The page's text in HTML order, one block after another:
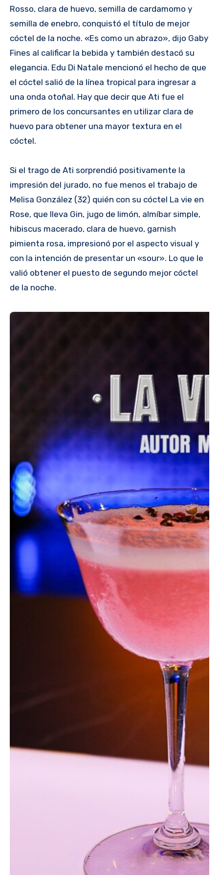
Rosso, clara de huevo, semilla de cardamomo y
semilla de enebro, conquistó el título de mejor
cóctel de la noche. «Es como un abrazo», dijo Gaby
Fines al calificar la bebida y también destacó su
elegancia. Edu Di Natale mencionó el hecho de que
el cóctel salió de la línea tropical para ingresar a
una onda otoñal. Hay que decir que Ati fue el
primero de los concursantes en utilizar clara de
huevo para obtener una mayor textura en el
cóctel.
Si el trago de Ati sorprendió positivamente la
impresión del jurado, no fue menos el trabajo de
Melisa González (32) quién con su cóctel La vie en
Rose, que lleva Gin, jugo de limón, almíbar simple,
hibiscus macerado, clara de huevo, garnish
pimienta rosa, impresionó por el aspecto visual y
con la intención de presentar un «sour». Lo que le
valió obtener el puesto de segundo mejor cóctel
de la noche.